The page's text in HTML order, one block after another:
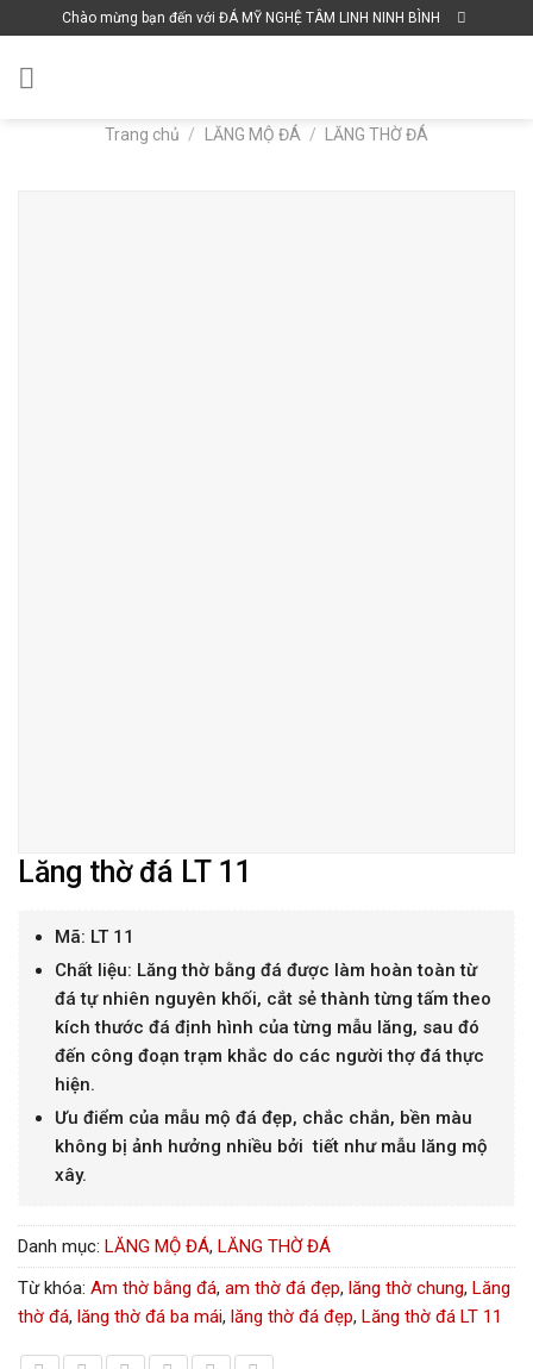
to
content
Chào mừng bạn đến với ĐÁ MỸ NGHỆ TÂM LINH NINH BÌNH
Trang chủ / LĂNG MỘ ĐÁ / LĂNG THỜ ĐÁ
Lăng thờ đá LT 11
Mã: LT 11
Chất liệu: Lăng thờ bằng đá được làm hoàn toàn từ
đá tự nhiên nguyên khối, cắt sẻ thành từng tấm theo
kích thước đá định hình của từng mẫu lăng, sau đó
đến công đoạn trạm khắc do các người thợ đá thực
hiện.
Ưu điểm của mẫu mộ đá đẹp, chắc chắn, bền màu
không bị ảnh hưởng nhiều bởi tiết như mẫu lăng mộ
xây.
Danh mục: LĂNG MỘ ĐÁ, LĂNG THỜ ĐÁ
Từ khóa: Am thờ bằng đá, am thờ đá đẹp, lăng thờ chung, Lăng
thờ đá, lăng thờ đá ba mái, lăng thờ đá đẹp, Lăng thờ đá LT 11